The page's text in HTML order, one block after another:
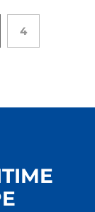
4